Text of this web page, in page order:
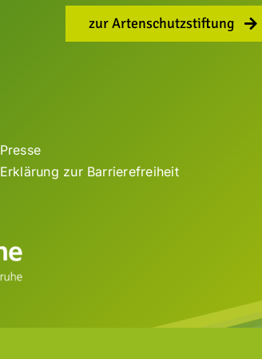
zur Artenschutzstiftung
Presse
Erklärung zur Barrierefreiheit